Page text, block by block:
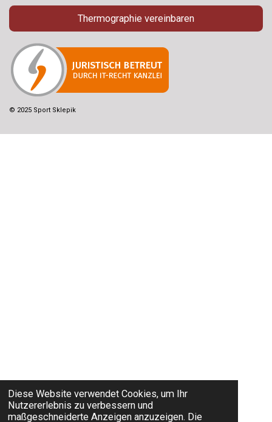
Diese Website verwendet Cookies, um Ihr
Nutzererlebnis zu verbessern und
maßgeschneiderte Anzeigen anzuzeigen. Die
Thermographie vereinbaren
© 2025 Sport Sklepik